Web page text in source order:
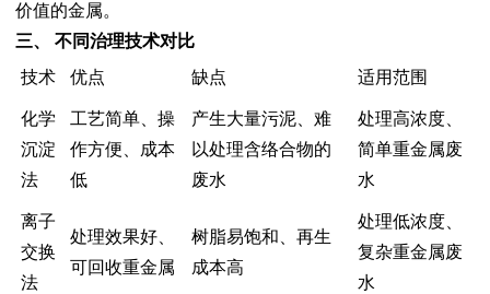
价值的金属。
三、 不同治理技术对比
技术
优点 缺点 适用范围
化学
沉淀
法
工艺简单、操
作方便、成本
低
产生大量污泥、难
以处理含络合物的
废水
处理高浓度、
简单重金属废
水
离子
交换
法
处理效果好、
可回收重金属
树脂易饱和、再生
成本高
处理低浓度、
复杂重金属废
水